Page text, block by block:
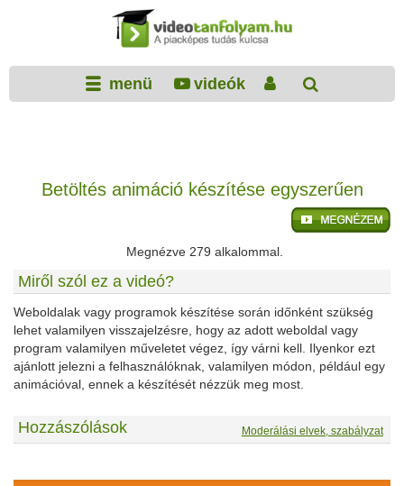
menü videók
Betöltés animáció készítése egyszerűen
Megnézve 279 alkalommal.
Miről szól ez a videó?
Weboldalak vagy programok készítése során időnként szükség
lehet valamilyen visszajelzésre, hogy az adott weboldal vagy
program valamilyen műveletet végez, így várni kell. Ilyenkor ezt
ajánlott jelezni a felhasználóknak, valamilyen módon, például egy
animációval, ennek a készítését nézzük meg most.
Hozzászólások Moderálási elvek, szabályzat